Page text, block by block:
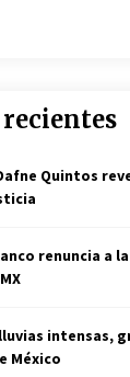
Quintos
renuncia a
intensas,
México